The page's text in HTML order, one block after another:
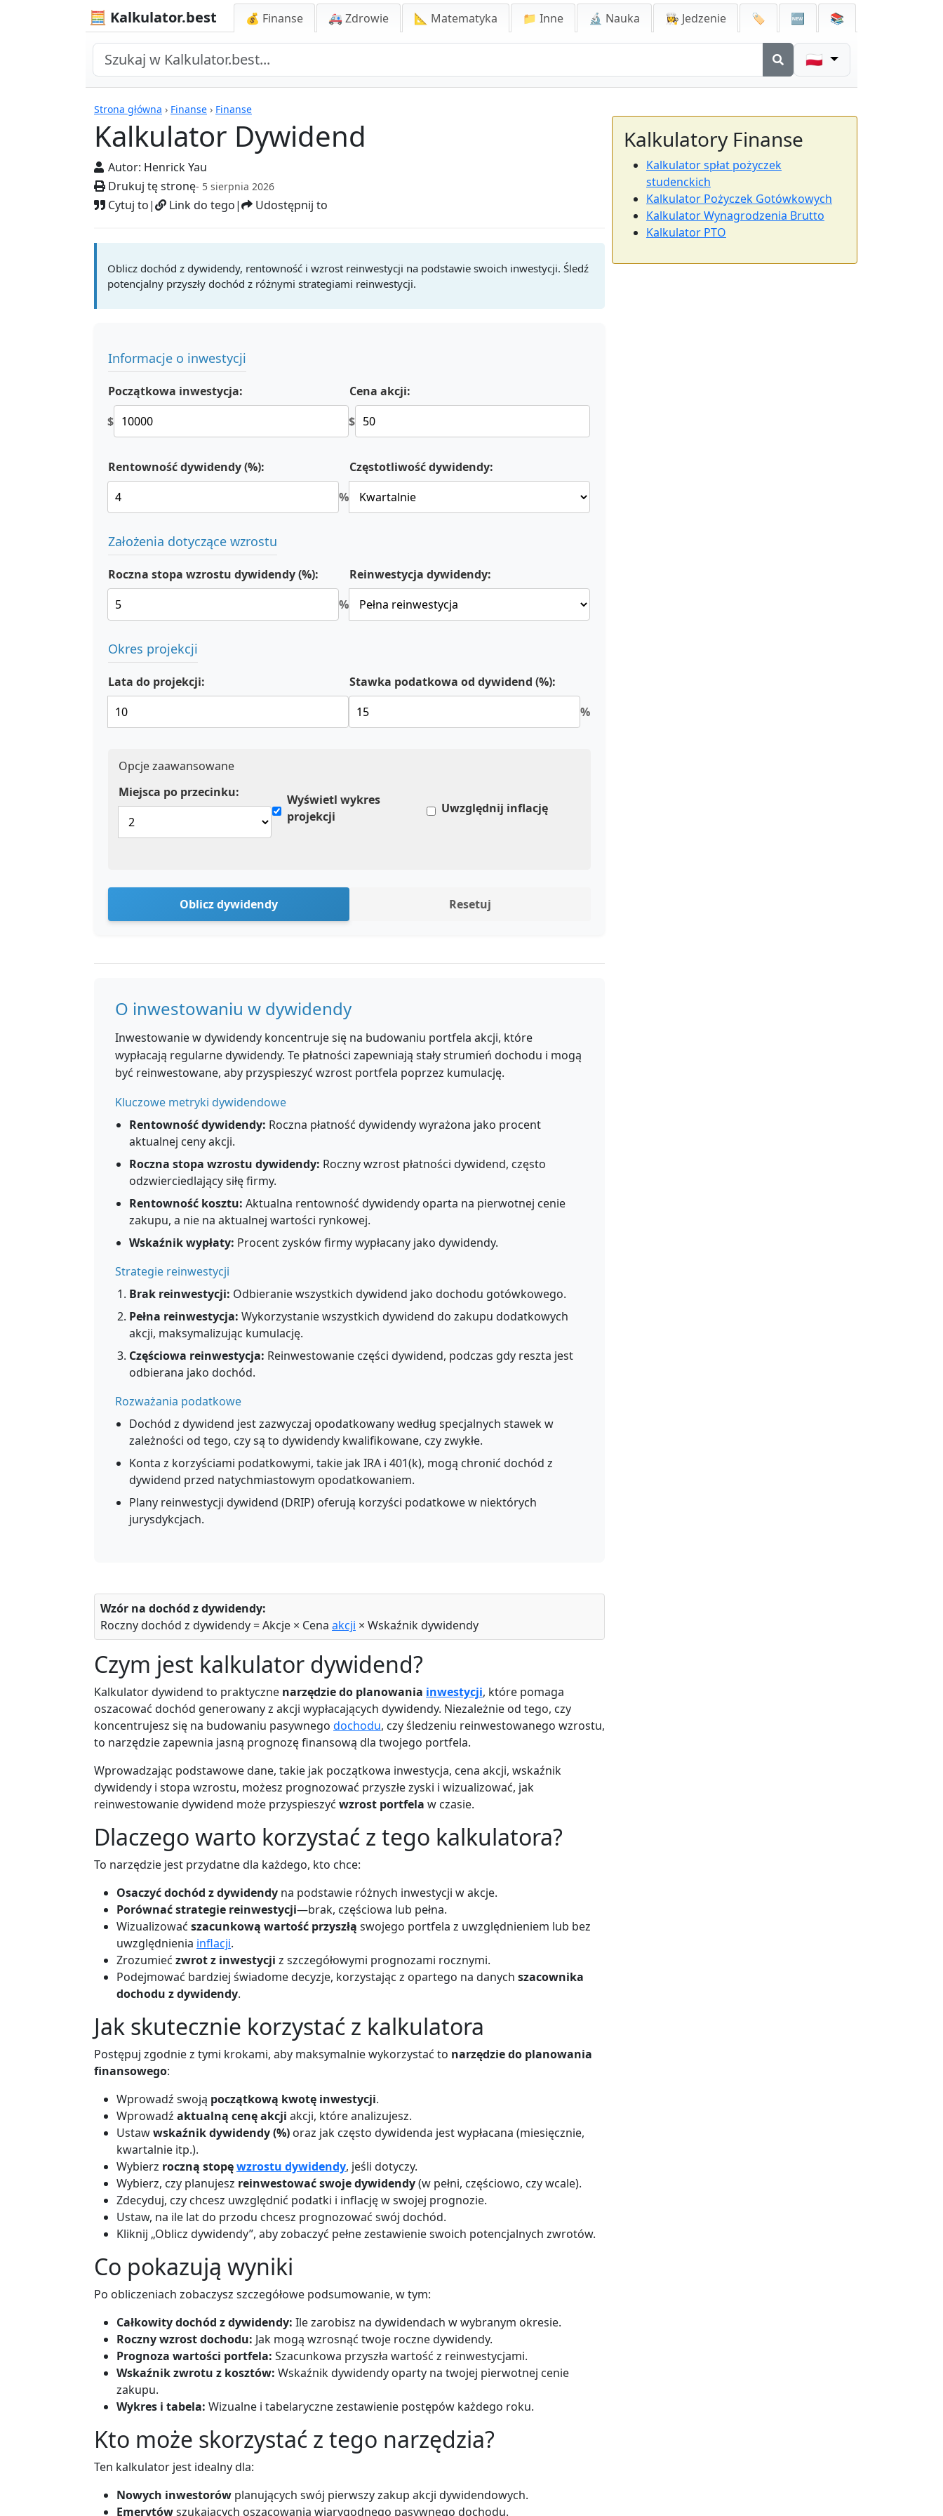
🧮 Kalkulator.best 💰 Finanse 🚑 Zdrowie 📐 Matematyka 📁 Inne 🔬 Nauka 👩‍🍳 Jedzenie 🏷️ 🆕 📚
🇵🇱
Strona główna › Finanse › Finanse
Kalkulator Dywidend
Autor: Henrick Yau
Drukuj tę stronę- 5 sierpnia 2026
Cytuj to| Link do tego| Udostępnij to
Kalkulatory
Oblicz dochód z dywidendy, rentowność i wzrost reinwestycji na podstawie swoich inwestycji. Śledź
potencjalny przyszły dochód z różnymi strategiami reinwestycji.
Informacje o inwestycji
Początkowa inwestycja:
$
Cena akcji:
$
Rentowność dywidendy (%):
%
Częstotliwość dywidendy:
Założenia dotyczące wzrostu
Roczna stopa wzrostu dywidendy (%):
%
Reinwestycja dywidendy:
Okres projekcji
Lata do projekcji:
Stawka podatkowa od dywidend (%):
%
Opcje zaawansowane
Miejsca po przecinku:
Wyświetl wykres
projekcji
Uwzględnij inflację
Oblicz dywidendy Resetuj
O inwestowaniu w dywidendy
Inwestowanie w dywidendy koncentruje się na budowaniu portfela akcji, które
wypłacają regularne dywidendy. Te płatności zapewniają stały strumień dochodu i mogą
być reinwestowane, aby przyspieszyć wzrost portfela poprzez kumulację.
Kluczowe metryki dywidendowe
Rentowność dywidendy: Roczna płatność dywidendy wyrażona jako procent
aktualnej ceny akcji.
Roczna stopa wzrostu dywidendy: Roczny wzrost płatności dywidend, często
odzwierciedlający siłę firmy.
Rentowność kosztu: Aktualna rentowność dywidendy oparta na pierwotnej cenie
zakupu, a nie na aktualnej wartości rynkowej.
Wskaźnik wypłaty: Procent zysków firmy wypłacany jako dywidendy.
Strategie reinwestycji
Brak reinwestycji: Odbieranie wszystkich dywidend jako dochodu gotówkowego.
Pełna reinwestycja: Wykorzystanie wszystkich dywidend do zakupu dodatkowych
akcji, maksymalizując kumulację.
Częściowa reinwestycja: Reinwestowanie części dywidend, podczas gdy reszta jest
odbierana jako dochód.
Rozważania podatkowe
Dochód z dywidend jest zazwyczaj opodatkowany według specjalnych stawek w
zależności od tego, czy są to dywidendy kwalifikowane, czy zwykłe.
Konta z korzyściami podatkowymi, takie jak IRA i 401(k), mogą chronić dochód z
dywidend przed natychmiastowym opodatkowaniem.
Plany reinwestycji dywidend (DRIP) oferują korzyści podatkowe w niektórych
jurysdykcjach.
Wzór na dochód z dywidendy:
Roczny dochód z dywidendy = Akcje × Cena akcji × Wskaźnik dywidendy
Czym jest kalkulator dywidend?
Kalkulator dywidend to praktyczne narzędzie do planowania inwestycji, które pomaga
oszacować dochód generowany z akcji wypłacających dywidendy. Niezależnie od tego, czy
koncentrujesz się na budowaniu pasywnego dochodu, czy śledzeniu reinwestowanego wzrostu,
to narzędzie zapewnia jasną prognozę finansową dla twojego portfela.
Wprowadzając podstawowe dane, takie jak początkowa inwestycja, cena akcji, wskaźnik
dywidendy i stopa wzrostu, możesz prognozować przyszłe zyski i wizualizować, jak
reinwestowanie dywidend może przyspieszyć wzrost portfela w czasie.
Dlaczego warto korzystać z tego kalkulatora?
To narzędzie jest przydatne dla każdego, kto chce:
Osaczyć dochód z dywidendy na podstawie różnych inwestycji w akcje.
Porównać strategie reinwestycji—brak, częściowa lub pełna.
Wizualizować szacunkową wartość przyszłą swojego portfela z uwzględnieniem lub bez
uwzględnienia inflacji.
Zrozumieć zwrot z inwestycji z szczegółowymi prognozami rocznymi.
Podejmować bardziej świadome decyzje, korzystając z opartego na danych szacownika
dochodu z dywidendy.
Jak skutecznie korzystać z kalkulatora
Postępuj zgodnie z tymi krokami, aby maksymalnie wykorzystać to narzędzie do planowania
finansowego:
Wprowadź swoją początkową kwotę inwestycji.
Wprowadź aktualną cenę akcji akcji, które analizujesz.
Ustawwskaźnik dywidendy (%) oraz jak często dywidenda jest wypłacana (miesięcznie,
kwartalnie itp.).
Wybierz roczną stopęwzrostu dywidendy, jeśli dotyczy.
Wybierz, czy planujesz reinwestować swoje dywidendy(w pełni, częściowo, czy wcale).
Zdecyduj, czy chcesz uwzględnić podatki i inflację w swojej prognozie.
Ustaw, na ile lat do przodu chcesz prognozować swój dochód.
Kliknij „Oblicz dywidendy”, aby zobaczyć pełne zestawienie swoich potencjalnych zwrotów.
Co pokazują wyniki
Po obliczeniach zobaczysz szczegółowe podsumowanie, w tym:
Całkowity dochód z dywidendy: Ile zarobisz na dywidendach w wybranym okresie.
Roczny wzrost dochodu: Jak mogą wzrosnąć twoje roczne dywidendy.
Prognoza wartości portfela: Szacunkowa przyszła wartość z reinwestycjami.
Wskaźnik zwrotu z kosztów: Wskaźnik dywidendy oparty na twojej pierwotnej cenie
zakupu.
Wykres i tabela: Wizualne i tabelaryczne zestawienie postępów każdego roku.
Kto może skorzystać z tego narzędzia?
Ten kalkulator jest idealny dla:
Nowych inwestorów planujących swój pierwszy zakup akcji dywidendowych.
Emerytówszukających oszacowania wiarygodnego pasywnego dochodu.
Kalkulatory Finanse
Kalkulator spłat pożyczek
studenckich
Kalkulator Pożyczek Gotówkowych
Kalkulator Wynagrodzenia Brutto
Kalkulator PTO